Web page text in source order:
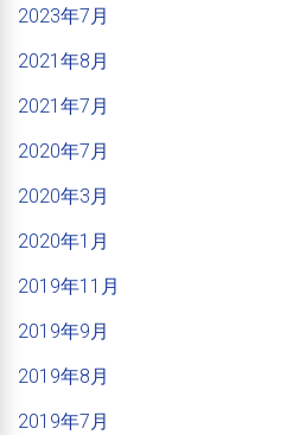
2023年7月
2021年8月
2021年7月
2020年7月
2020年3月
2020年1月
2019年11月
2019年9月
2019年8月
2019年7月